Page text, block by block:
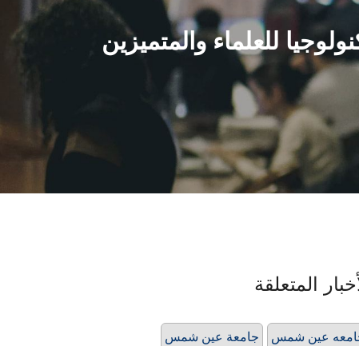
للعلماء والمتميزين
المتعلقة
جامعة عين شمس عين شمس